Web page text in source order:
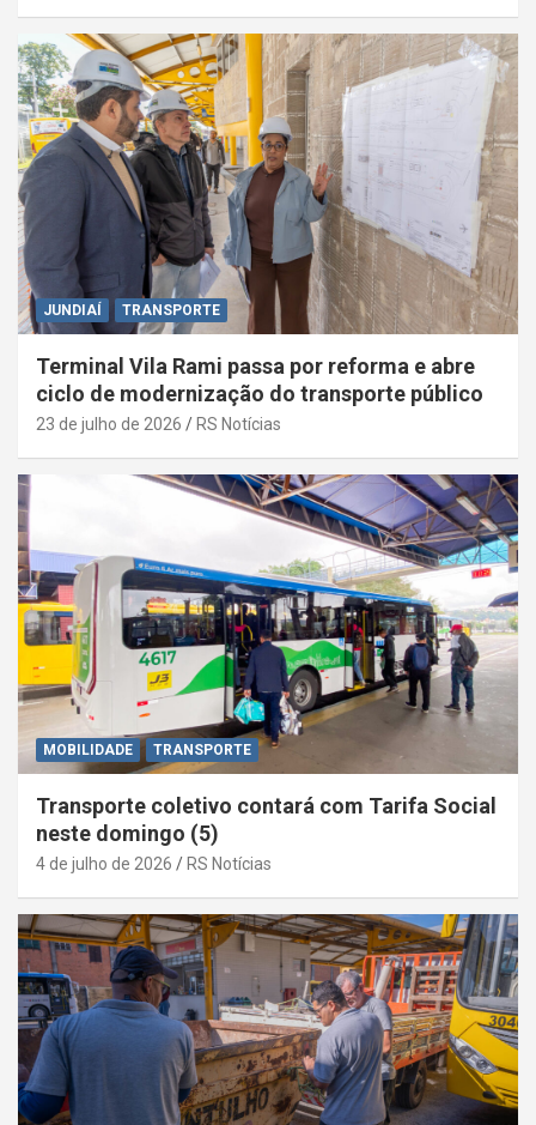
JUNDIAÍ TRANSPORTE
Terminal Vila Rami passa por reforma e abre
ciclo de modernização do transporte público
23 de julho de 2026 RS Notícias
MOBILIDADE TRANSPORTE
Transporte coletivo contará com Tarifa Social
neste domingo (5)
4 de julho de 2026 RS Notícias